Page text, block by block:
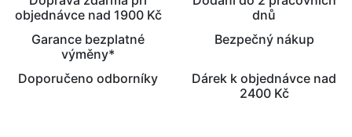
objednávce nad 1900 Kč
dnů
Garance bezplatné
výměny*
Bezpečný nákup
Doporučeno odborníky
Dárek k objednávce nad
2400 Kč